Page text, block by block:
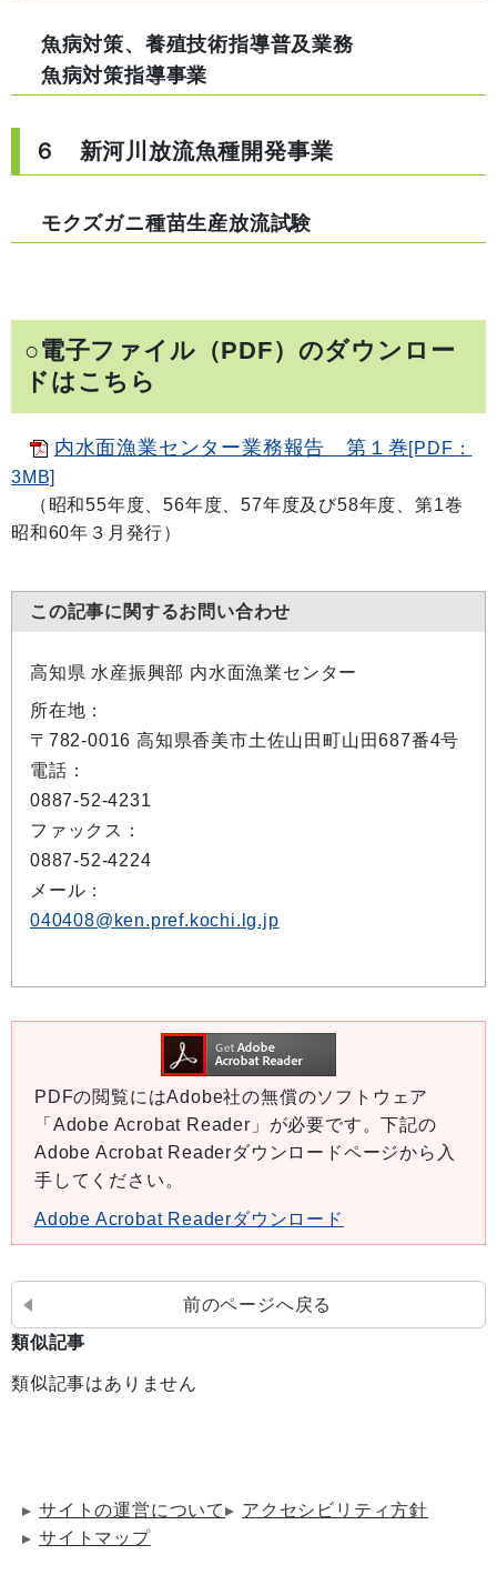
魚病対策、養殖技術指導普及業務
魚病対策指導事業
６ 新河川放流魚種開発事業
モクズガニ種苗生産放流試験
○電子ファイル（PDF）のダウンロー
ドはこちら
内水面漁業センター業務報告 第１巻[PDF：
3MB]
（昭和55年度、56年度、57年度及び58年度、第1巻
昭和60年３月発行）
この記事に関するお問い合わせ
高知県 水産振興部 内水面漁業センター
所在地：
〒782-0016 高知県香美市土佐山田町山田687番4号
電話：
0887-52-4231
ファックス：
0887-52-4224
メール：
040408@ken.pref.kochi.lg.jp
PDFの閲覧にはAdobe社の無償のソフトウェア
「Adobe Acrobat Reader」が必要です。下記の
Adobe Acrobat Readerダウンロードページから入
手してください。
Adobe Acrobat Readerダウンロード
前のページへ戻る
類似記事
類似記事はありません
サイトの運営について
アクセシビリティ方針
サイトマップ